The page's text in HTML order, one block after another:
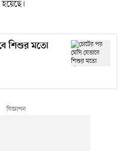
শিশুর মতো